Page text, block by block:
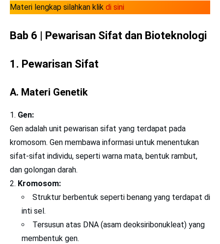
Materi lengkap silahkan klik di sini
Bab 6 | Pewarisan Sifat dan Bioteknologi
1. Pewarisan Sifat
A. Materi Genetik
Gen:
Gen adalah unit pewarisan sifat yang terdapat pada
kromosom. Gen membawa informasi untuk menentukan
sifat-sifat individu, seperti warna mata, bentuk rambut,
dan golongan darah.
Kromosom:
Struktur berbentuk seperti benang yang terdapat di
inti sel.
Tersusun atas DNA (asam deoksiribonukleat) yang
membentuk gen.